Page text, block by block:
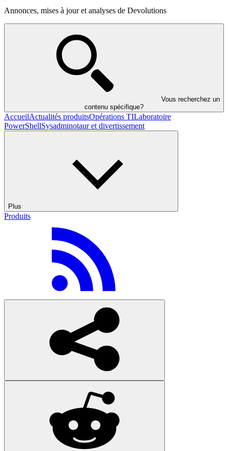
Annonces, mises à jour et analyses de Devolutions
Vous recherchez un
contenu spécifique?
AccueilActualités produitsOpérations TILaboratoire
PowerShellSysadminotaur et divertissement
Plus
Produits